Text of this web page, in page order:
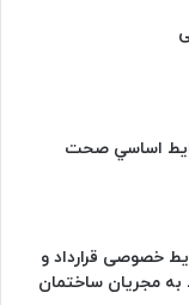
اساسي صحت
خصوصی قرارداد و
به مجریان ساختمان